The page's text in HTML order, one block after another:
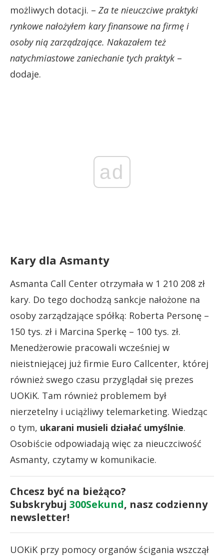
możliwych dotacji. – Za te nieuczciwe praktyki
rynkowe nałożyłem kary finansowe na firmę i
osoby nią zarządzające. Nakazałem też
natychmiastowe zaniechanie tych praktyk –
dodaje.
ad
Kary dla Asmanty
Asmanta Call Center otrzymała w 1 210 208 zł
kary. Do tego dochodzą sankcje nałożone na
osoby zarządzające spółką: Roberta Personę –
150 tys. zł i Marcina Sperkę – 100 tys. zł.
Menedżerowie pracowali wcześniej w
nieistniejącej już firmie Euro Callcenter, której
również swego czasu przyglądał się prezes
UOKiK. Tam również problemem był
nierzetelny i uciążliwy telemarketing. Wiedząc
o tym, ukarani musieli działać umyślnie.
Osobiście odpowiadają więc za nieuczciwość
Asmanty, czytamy w komunikacie.
Chcesz być na bieżąco?
Subskrybuj 300Sekund, nasz codzienny
newsletter!
UOKiK przy pomocy organów ścigania wszczął